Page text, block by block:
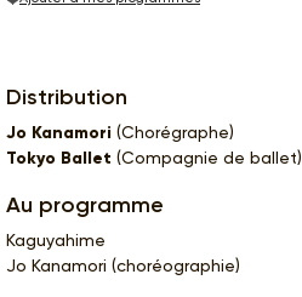
Distribution
Jo Kanamori (Chorégraphe)
Tokyo Ballet (Compagnie de ballet)
Au programme
Kaguyahime
Jo Kanamori (choréographie)